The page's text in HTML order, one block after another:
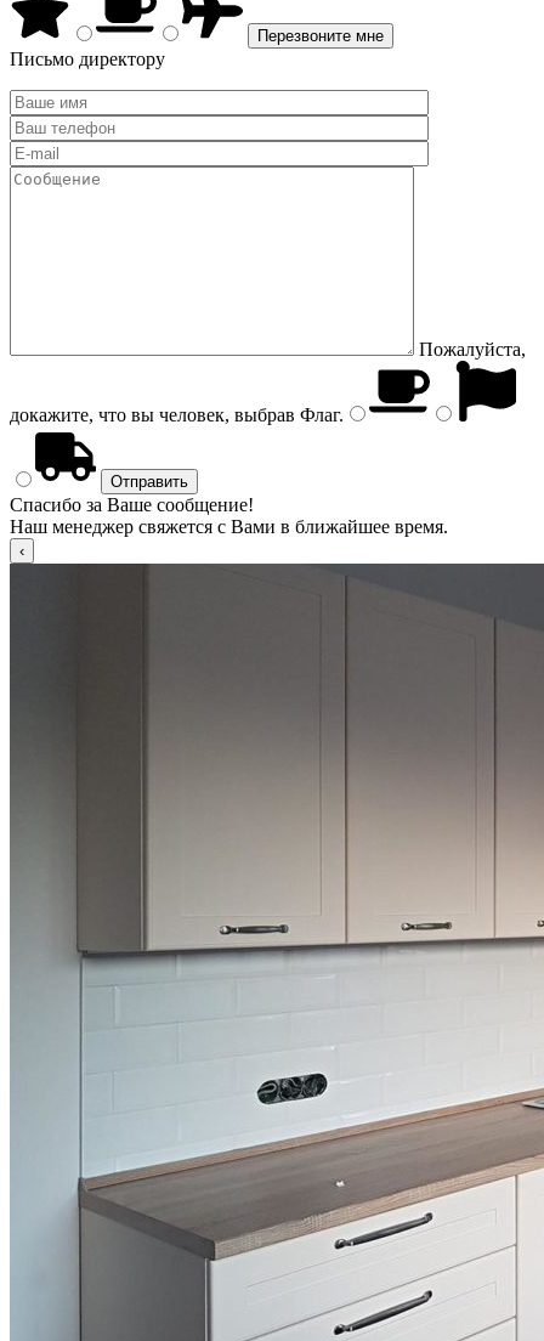
Письмо директору
Пожалуйста,
докажите, что вы человек, выбрав Флаг.
Спасибо за Ваше сообщение!
Наш менеджер свяжется с Вами в ближайшее время.